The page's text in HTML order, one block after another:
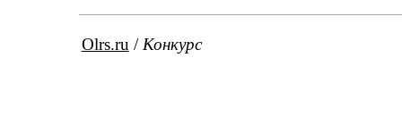
Olrs.ru / Конкурс